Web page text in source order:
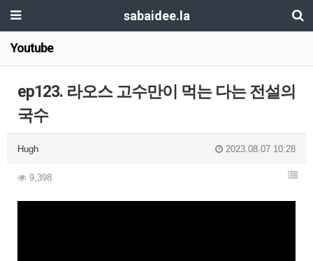
sabaidee.la
Youtube
ep123. 라오스 고수만이 먹는 다는 전설의
국수
Hugh 2023.08.07 10:28
9,398